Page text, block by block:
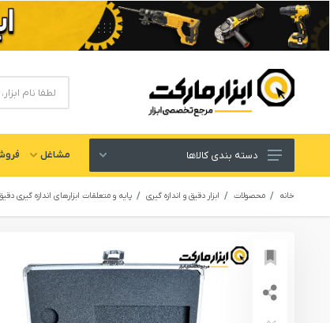
ابزار های برقی و شارژی
لوازم جانبی ابزار
ابزار های دستی و عمومی
ابزار کارگاهی و گاراژی
ابزار های بادی یا پنوماتیک
دسته بندی کالاها مشاغل
خانه محصولات ابزار دقیق و اندازه گیری پایه و متعلقات ابزارهای اندازه گیری